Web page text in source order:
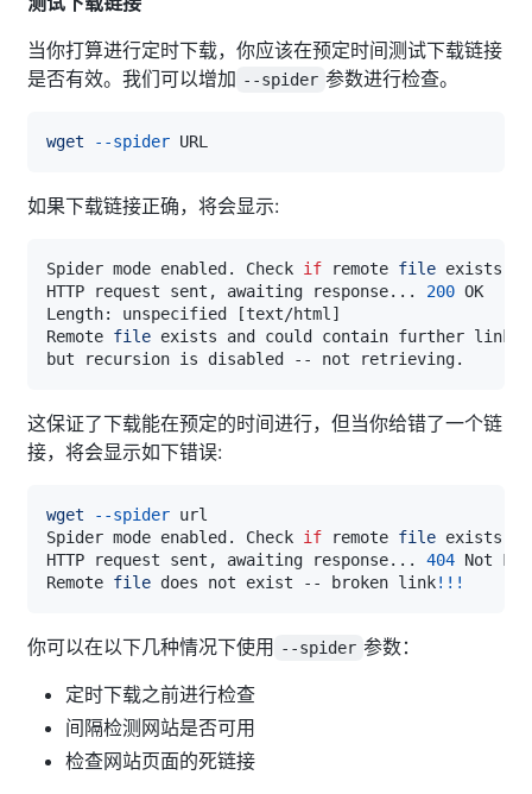
当你打算进行定时下载，你应该在预定时间测试下载链接
是否有效。我们可以增加 --spider 参数进行检查。
wget --spider
如果下载链接正确，将会显示:
Spider mode enabled. Check if remote file
HTTP request sent, awaiting response.. . 200
Length: unspecified
[text/html ]
Remote file
这保证了下载能在预定的时间进行，但当你给错了一个链
接，将会显示如下错误:
wget --spider
Spider mode enabled. Check if remote file
HTTP request sent, awaiting response.. . 404
Remote file does not exist -- broken link! ! !
你可以在以下几种情况下使用 --spider 参数：
定时下载之前进行检查
间隔检测网站是否可用
检查网站页面的死链接